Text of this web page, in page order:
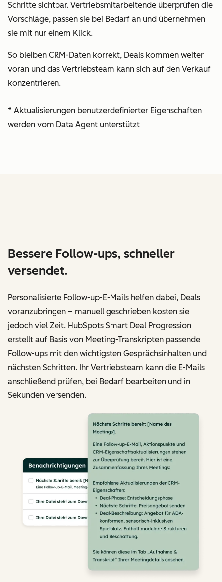
Schritte sichtbar. Vertriebsmitarbeitende überprüfen die
Vorschläge, passen sie bei Bedarf an und übernehmen
sie mit nur einem Klick.
So bleiben CRM-Daten korrekt, Deals kommen weiter
voran und das Vertriebsteam kann sich auf den Verkauf
konzentrieren.
* Aktualisierungen benutzerdefinierter Eigenschaften
werden vom Data Agent unterstützt
Bessere Follow-ups, schneller
versendet.
Personalisierte Follow-up-E-Mails helfen dabei, Deals
voranzubringen – manuell geschrieben kosten sie
jedoch viel Zeit. HubSpots Smart Deal Progression
erstellt auf Basis von Meeting-Transkripten passende
Follow-ups mit den wichtigsten Gesprächsinhalten und
nächsten Schritten. Ihr Vertriebsteam kann die E-Mails
anschließend prüfen, bei Bedarf bearbeiten und in
Sekunden versenden.